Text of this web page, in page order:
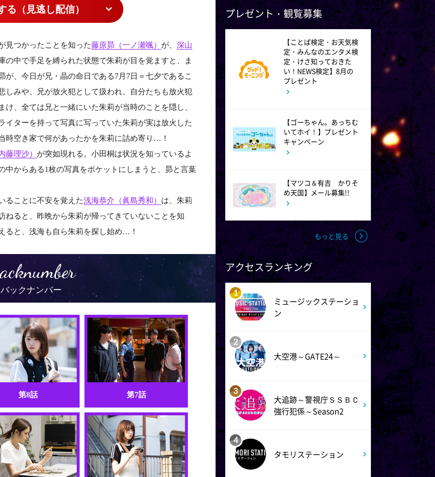
る（見逃し配信）
つかったことを知った藤原昴（一ノ瀬颯） が、 深山
中で手足を縛られた状態で朱莉が目を覚ますと、ま
、今日が兄・晶の命日である7月7日＝七夕であるこ
しみや、兄が放火犯として扱われ、自分たちも放火犯
、全ては兄と一緒にいた朱莉が当時のことを隠し、
イターを持って写真に写っていた朱莉が実は放火した
時空き家で何があったかを朱莉に詰め寄り…！
藤理沙） が突如現れる。小田桐は状況を知っているよ
中からある1枚の写真をポケットにしまうと、昴と言葉
ことに不安を覚えた浅海恭介（眞島秀和） は、朱莉
ねると、昨晩から朱莉が帰ってきていないことを知
ると、浅海も自ら朱莉を探し始め…！
バックナンバー
第8話 第7話
午前 10:00
題名のない音楽会「背筋も凍
る!恐怖を感じる音楽会」
午前 10:30
買いドキ!生放送ショッピン
グ 期間限定商品を手にする大
チャンス!お見逃しなく!
午前 11:00
ワイド!スクランブル サタデ
ー
午後 1:30
八村塁スペシャルマッチ
BLACK SAMURAI SUMMIT
3:30
なにわ男子の逆転男子 高橋恭
平の休日に密着!呼び出した仲
良しのある人とは!?
午後 4:00
バチバチSTAR
午後
クレヨンしんちゃん 【スワン
ボート伝説だゾ】
午後 5:00
ドラえもん 【ウラメシズキ
午後 5:30
ANNスーパーJチャンネル
プレゼント・観覧募集
【ことば検定・お天気検
定・みんなのエンタメ検
定・けさ知っておきた
い！NEWS検定】8月の
プレゼント
【ゴーちゃん。あっちむ
いてホイ！】プレゼント
キャンペーン
【マツコ＆有吉 かりそ
め天国】メール募集!!
もっと見る
アクセスランキング
1
ミュージックステーショ
ン
2
大空港～GATE24～
3
大追跡～警視庁ＳＳＢＣ
強行犯係～Season2
4
タモリステーション